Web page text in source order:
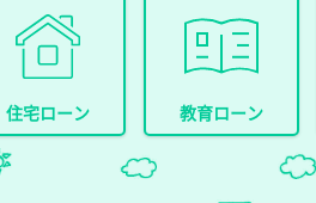
住宅ローン 教育ローン